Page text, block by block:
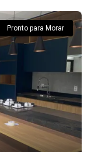
Pronto para Morar